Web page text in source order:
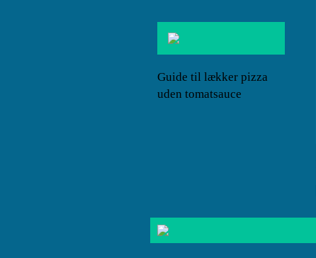
Guide til lækker pizza
uden tomatsauce